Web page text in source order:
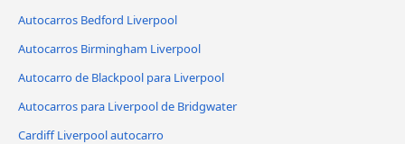
Autocarros Bedford Liverpool
Autocarros Birmingham Liverpool
Autocarro de Blackpool para Liverpool
Autocarros para Liverpool de Bridgwater
Cardiff Liverpool autocarro